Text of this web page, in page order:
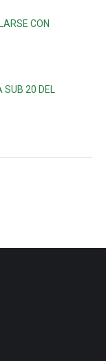
CON
SUB 20 DEL